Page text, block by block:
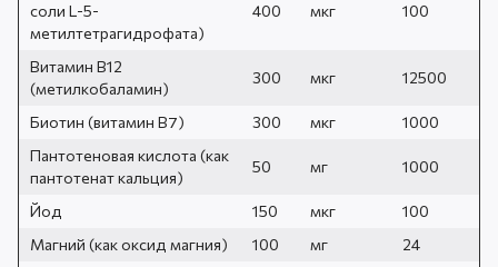
соли L-5-
метилтетрагидрофата)
400 мкг 100
Витамин В12
(метилкобаламин)
300 мкг 12500
Биотин (витамин В7) 300 мкг
1000
Пантотеновая кислота (как
пантотенат кальция)
50 мг 1000
Йод 150 мкг
100
Магний (как оксид магния)
100 мг
24